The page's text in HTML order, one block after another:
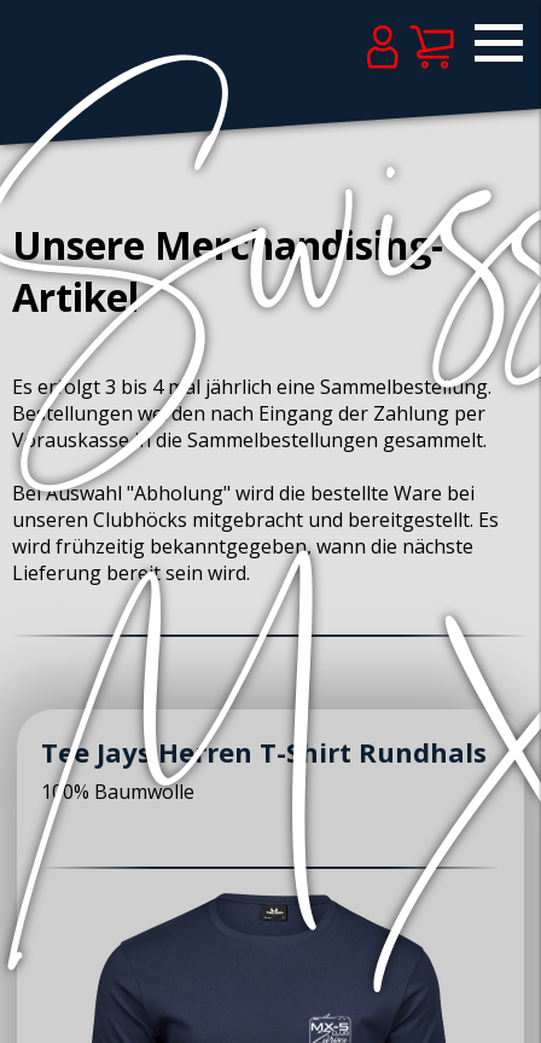
Unsere Merchandising-
Artikel
Es erfolgt 3 bis 4 mal jährlich eine Sammelbestellung.
Bestellungen werden nach Eingang der Zahlung per
Vorauskasse in die Sammelbestellungen gesammelt.
Bei Auswahl "Abholung" wird die bestellte Ware bei
unseren Clubhöcks mitgebracht und bereitgestellt. Es
wird frühzeitig bekanntgegeben, wann die nächste
Lieferung bereit sein wird.
Tee Jays Herren T-Shirt Rundhals
100% Baumwolle